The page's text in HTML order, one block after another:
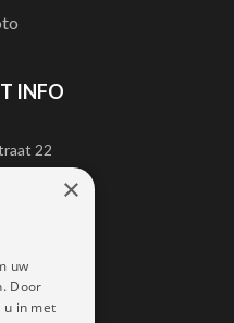
INFO
22
×
uw
Door
u in met